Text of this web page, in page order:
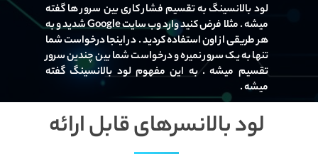
لود بالانسینگ به تقسیم فشار کاری بین سرور ها گفته
میشه . مثلا فرض کنید وارد وب سایتGoogleشدید و به
هر طریقی از اون استفاده کردید . در اینجا درخواست شما
تنها به یک سرور نمیره و درخواست شما بین چندین سرور
تقسیم میشه . به این مفهوم لود بالانسینگ گفته
میشه .
لود بالانسرهای قابل ارائه